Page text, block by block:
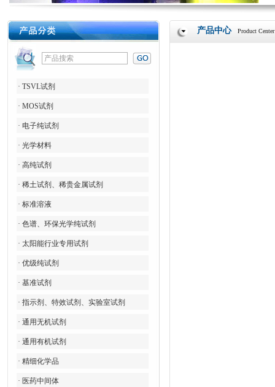
· TSVL试剂
· MOS试剂
· 电子纯试剂
· 光学材料
· 高纯试剂
· 稀土试剂、稀贵金属试剂
· 标准溶液
· 色谱、环保光学纯试剂
· 太阳能行业专用试剂
· 优级纯试剂
· 基准试剂
· 指示剂、特效试剂、实验室试剂
· 通用无机试剂
· 通用有机试剂
· 精细化学品
· 医药中间体
产品中心 Product Center